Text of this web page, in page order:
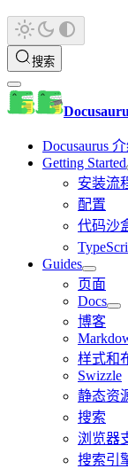
搜索
Docusaurus
Getting Started
安装流
配置
代码沙
Guides
页面
Docs
博客
样式和
Swizzle
静态资
搜索
浏览器
搜索引